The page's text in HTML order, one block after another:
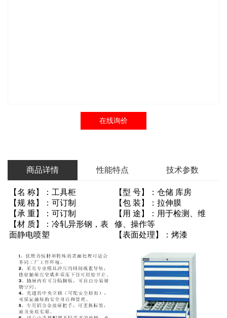
在线询价
商品详情 性能特点 技术参数
【名 称】：工具柜
【规 格】：可订制
【承 重】：可订制
【材 质】：冷轧异形钢，表
面静电喷塑
【型 号】：仓储 库房
【包 装】：拉伸膜
【用 途】：用于检测、维
修、操作等
【表面处理】：烤漆